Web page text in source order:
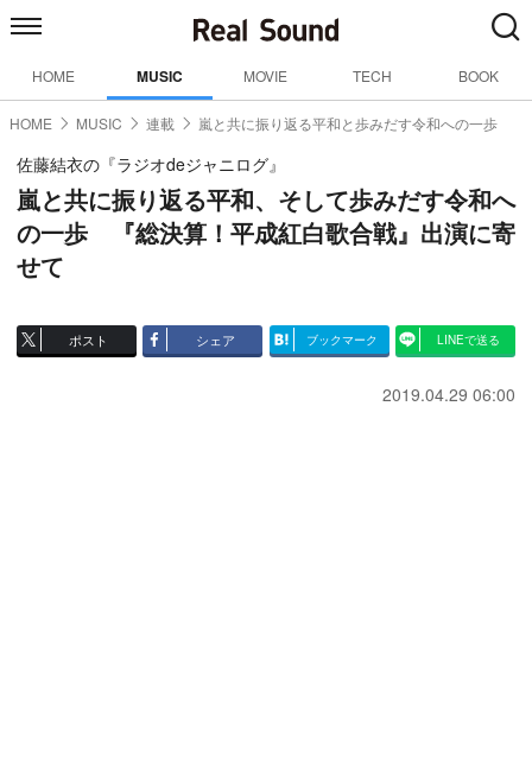
HOME MUSIC MOVIE TECH BOOK
HOME MUSIC 連載 嵐と共に振り返る平和と歩みだす令和への一歩
佐藤結衣の『ラジオdeジャニログ』
嵐と共に振り返る平和、そして歩みだす令和へ
の一歩 『総決算！平成紅白歌合戦』出演に寄
せて
ポスト シェア ブックマーク LINEで送る
2019.04.29 06:00